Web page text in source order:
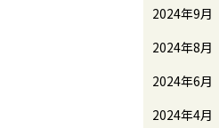
2024年9月
2024年8月
2024年6月
2024年4月